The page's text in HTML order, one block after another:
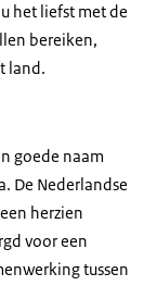
het liefst met de
bereiken,
land.
goede naam
De Nederlandse
herzien
voor een
tussen